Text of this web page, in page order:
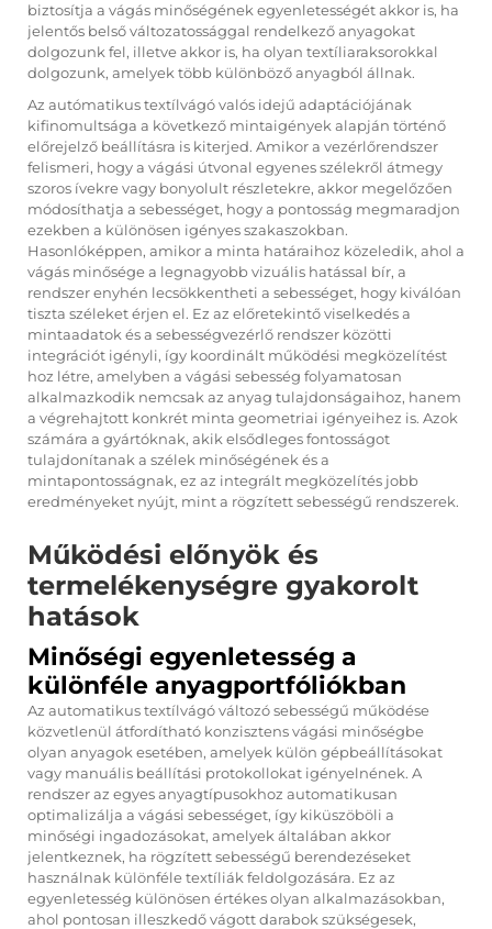
biztosítja a vágás minőségének egyenletességét akkor is, ha
jelentős belső változatossággal rendelkező anyagokat
dolgozunk fel, illetve akkor is, ha olyan textíliaraksorokkal
dolgozunk, amelyek több különböző anyagból állnak.
Az autómatikus textílvágó valós idejű adaptációjának
kifinomultsága a következő mintaigények alapján történő
előrejelző beállításra is kiterjed. Amikor a vezérlőrendszer
felismeri, hogy a vágási útvonal egyenes szélekről átmegy
szoros ívekre vagy bonyolult részletekre, akkor megelőzően
módosíthatja a sebességet, hogy a pontosság megmaradjon
ezekben a különösen igényes szakaszokban.
Hasonlóképpen, amikor a minta határaihoz közeledik, ahol a
vágás minősége a legnagyobb vizuális hatással bír, a
rendszer enyhén lecsökkentheti a sebességet, hogy kiválóan
tiszta széleket érjen el. Ez az előretekintő viselkedés a
mintaadatok és a sebességvezérlő rendszer közötti
integrációt igényli, így koordinált működési megközelítést
hoz létre, amelyben a vágási sebesség folyamatosan
alkalmazkodik nemcsak az anyag tulajdonságaihoz, hanem
a végrehajtott konkrét minta geometriai igényeihez is. Azok
számára a gyártóknak, akik elsődleges fontosságot
tulajdonítanak a szélek minőségének és a
mintapontosságnak, ez az integrált megközelítés jobb
eredményeket nyújt, mint a rögzített sebességű rendszerek.
Működési előnyök és
termelékenységre gyakorolt
hatások
Minőségi egyenletesség a
különféle anyagportfóliókban
Az automatikus textílvágó változó sebességű működése
közvetlenül átfordítható konzisztens vágási minőségbe
olyan anyagok esetében, amelyek külön gépbeállításokat
vagy manuális beállítási protokollokat igényelnének. A
rendszer az egyes anyagtípusokhoz automatikusan
optimalizálja a vágási sebességet, így kiküszöböli a
minőségi ingadozásokat, amelyek általában akkor
jelentkeznek, ha rögzített sebességű berendezéseket
használnak különféle textíliák feldolgozására. Ez az
egyenletesség különösen értékes olyan alkalmazásokban,
ahol pontosan illeszkedő vágott darabok szükségesek,